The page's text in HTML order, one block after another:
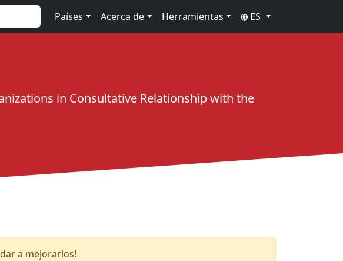
Países Acerca de Herramientas ES
in Consultative Relationship with the
a mejorarlos!